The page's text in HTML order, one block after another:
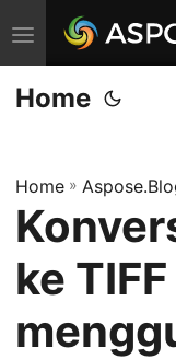
A
l
i
a
n
a
i
Home
Home »
ke TIFF